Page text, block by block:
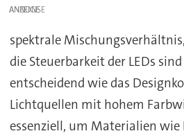
ANZEIGE
spektrale
die Steuerbarkeit der LEDs
entscheidend wie das
Lichtquellen mit hohem
essenziell, um Materialien wie